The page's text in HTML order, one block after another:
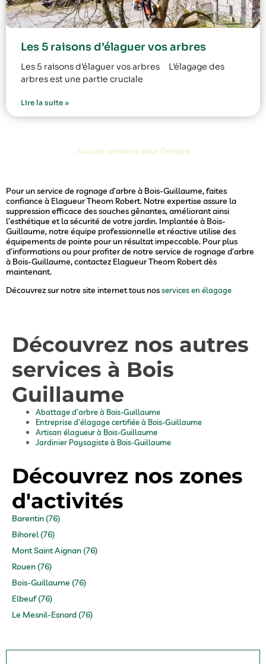
Les 5 raisons d’élaguer vos arbres
Les 5 raisons d’élaguer vos arbres L’élagage des
arbres est une partie cruciale
Lire la suite »
Aucune annonce pour l'instant
Pour un service de rognage d’arbre à Bois-Guillaume, faites
confiance à Elagueur Theom Robert. Notre expertise assure la
suppression efficace des souches gênantes, améliorant ainsi
l’esthétique et la sécurité de votre jardin. Implantée à Bois-
Guillaume, notre équipe professionnelle et réactive utilise des
équipements de pointe pour un résultat impeccable. Pour plus
d’informations ou pour profiter de notre service de rognage d’arbre
à Bois-Guillaume, contactez Elagueur Theom Robert dès
maintenant.
Découvrez sur notre site internet tous nosservices en élagage
Découvrez nos autres
services à Bois
Guillaume
Abattage d’arbre à Bois-Guillaume
Entreprise d’élagage certifiée à Bois-Guillaume
Artisan élagueur à Bois-Guillaume
Jardinier Paysagiste à Bois-Guillaume
Découvrez nos zones
d'activités
Barentin (76)
Bihorel (76)
Mont Saint Aignan (76)
Rouen (76)
Bois-Guillaume (76)
Elbeuf (76)
Le Mesnil-Esnard (76)